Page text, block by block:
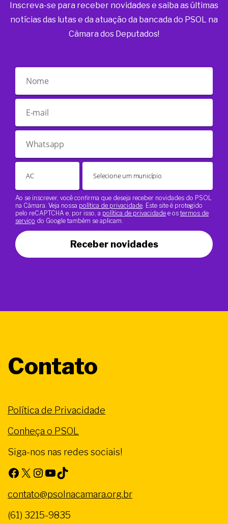
Inscreva-se para receber novidades e saiba as últimas
notícias das lutas e da atuação da bancada do PSOL na
Câmara dos Deputados!
Ao se inscrever, você confirma que deseja receber novidades do PSOL
na Câmara. Veja nossa política de privacidade . Este site é protegido
pelo reCAPTCHA e, por isso, a política de privacidade e os termos de
serviço do Google também se aplicam.
Receber novidades
Contato
Política de Privacidade
Conheça o PSOL
Siga-nos nas redes sociais!
Facebook X Instagram Youtube TikTok
contato@psolnacamara.org.br
(61) 3215-9835